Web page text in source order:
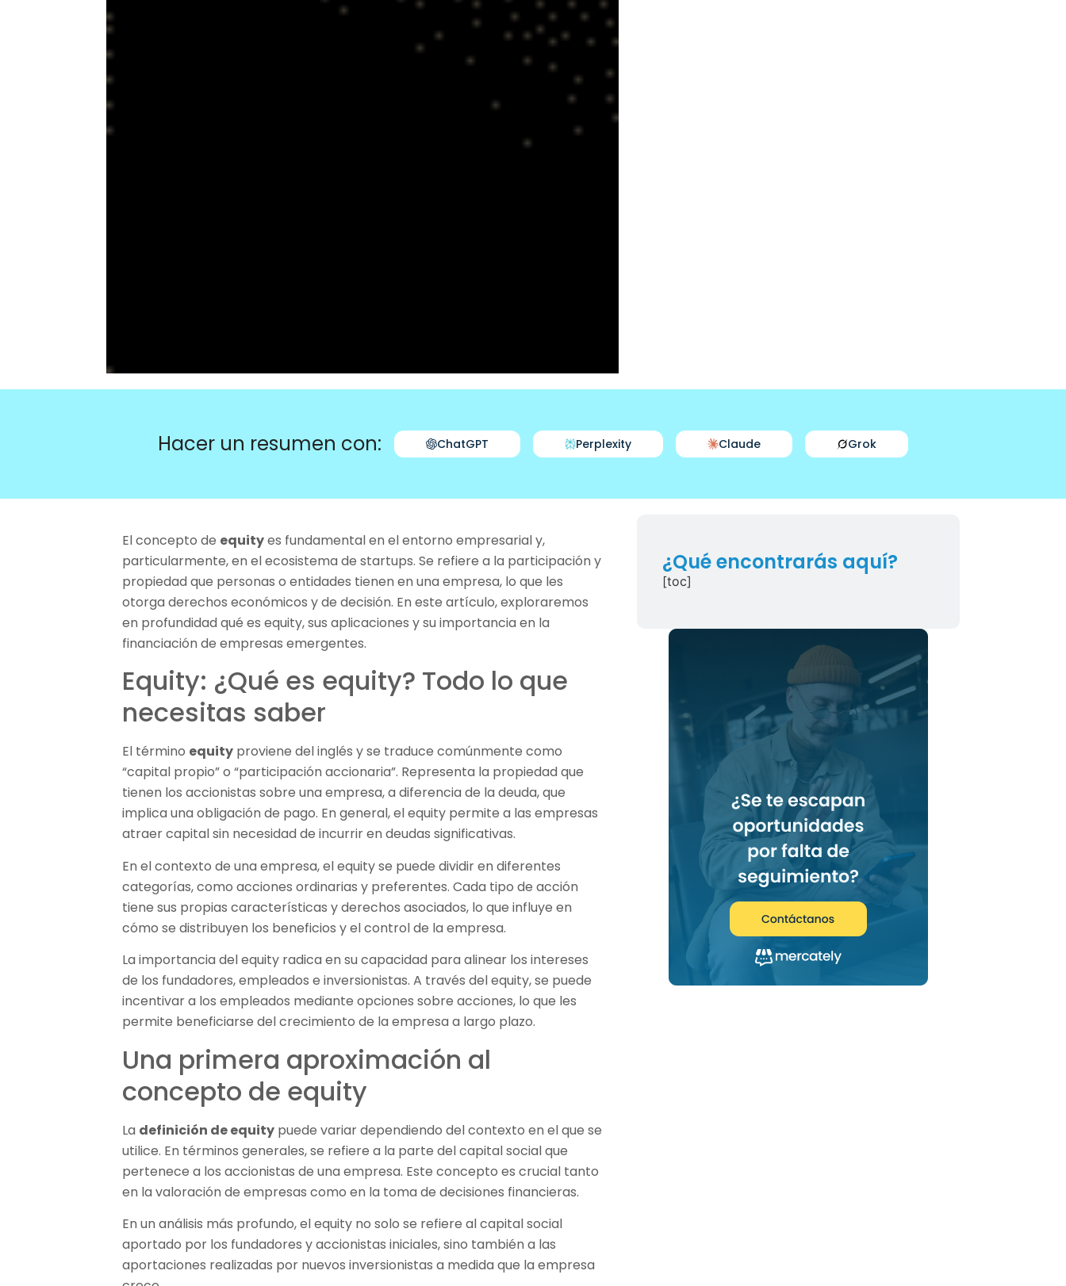
Hacer un resumen con: ChatGPT Perplexity Claude Grok
El concepto de equityes fundamental en el entorno empresarial y,
particularmente, en el ecosistema de startups. Se refiere a la participación y
propiedad que personas o entidades tienen en una empresa, lo que les
otorga derechos económicos y de decisión. En este artículo, exploraremos
en profundidad qué es equity, sus aplicaciones y su importancia en la
financiación de empresas emergentes.
Equity: ¿Qué es equity? Todo lo que
necesitas saber
El término equity proviene del inglés y se traduce comúnmente como
“capital propio” o “participación accionaria”. Representa la propiedad que
tienen los accionistas sobre una empresa, a diferencia de la deuda, que
implica una obligación de pago. En general, el equity permite a las empresas
atraer capital sin necesidad de incurrir en deudas significativas.
En el contexto de una empresa, el equity se puede dividir en diferentes
categorías, como acciones ordinarias y preferentes. Cada tipo de acción
tiene sus propias características y derechos asociados, lo que influye en
cómo se distribuyen los beneficios y el control de la empresa.
La importancia del equity radica en su capacidad para alinear los intereses
de los fundadores, empleados e inversionistas. A través del equity, se puede
incentivar a los empleados mediante opciones sobre acciones, lo que les
permite beneficiarse del crecimiento de la empresa a largo plazo.
Una primera aproximación al
concepto de equity
La definición de equity puede variar dependiendo del contexto en el que se
utilice. En términos generales, se refiere a la parte del capital social que
pertenece a los accionistas de una empresa. Este concepto es crucial tanto
en la valoración de empresas como en la toma de decisiones financieras.
En un análisis más profundo, el equity no solo se refiere al capital social
aportado por los fundadores y accionistas iniciales, sino también a las
aportaciones realizadas por nuevos inversionistas a medida que la empresa
¿Qué encontrarás aquí?
[toc]